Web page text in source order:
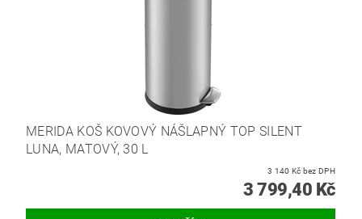
MERIDA KOŠ KOVOVÝ NÁŠLAPNÝ TOP SILENT
LUNA, MATOVÝ, 30 L
3 140 Kč bez DPH
3 799,40 Kč